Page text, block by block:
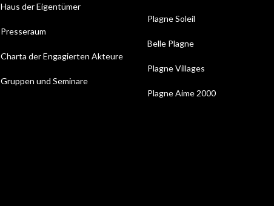
Haus der Eigentümer
Presseraum
Charta der Engagierten Akteure
Gruppen und Seminare
Plagne Soleil
Belle Plagne
Plagne Villages
Plagne Aime 2000